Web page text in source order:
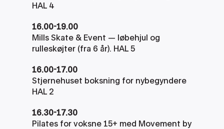
HAL 4
16.00-19.00
Mills Skate & Event — løbehjul og
rulleskøjter (fra 6 år). HAL 5
16.00-17.00
Stjernehuset boksning for nybegyndere
HAL 2
16.30-17.30
Pilates for voksne 15+ med Movement by